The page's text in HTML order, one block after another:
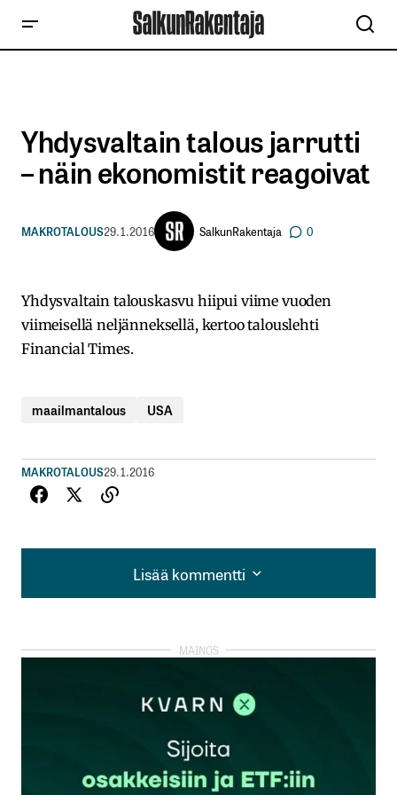
Yhdysvaltain talous jarrutti
– näin ekonomistit reagoivat
MAKROTALOUS29.1.2016 SalkunRakentaja 0
Yhdysvaltain talouskasvu hiipui viime vuoden
viimeisellä neljänneksellä, kertoo talouslehti
Financial Times.
maailmantalous USA
MAKROTALOUS29.1.2016
Lisää kommentti
Lisää kommentti
kirjautua
rekisteröityä